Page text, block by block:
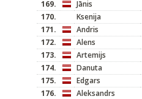
169.
Jānis
170.
Ksenija
171.
Andris
172.
Alens
173.
Artemijs
174.
Danuta
175.
Edgars
176.
Aleksandrs